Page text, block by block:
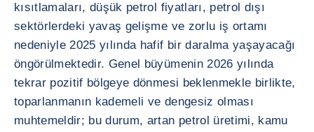
kısıtlamaları, düşük petrol fiyatları, petrol dışı
sektörlerdeki yavaş gelişme ve zorlu iş ortamı
nedeniyle 2025 yılında hafif bir daralma yaşayacağı
öngörülmektedir. Genel büyümenin 2026 yılında
tekrar pozitif bölgeye dönmesi beklenmekle birlikte,
toparlanmanın kademeli ve dengesiz olması
muhtemeldir; bu durum, artan petrol üretimi, kamu